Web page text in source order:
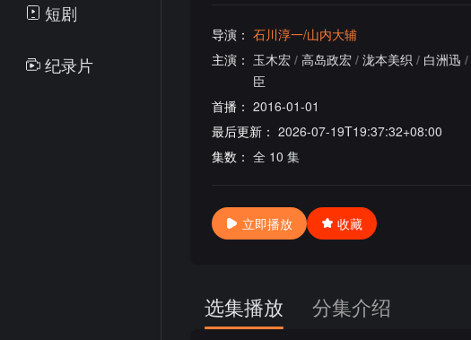
短剧
纪录片
导演： 石川淳一/山内大辅
主演： 玉木宏 / 高岛政宏 / 泷本美织 / 白洲迅 /
臣
首播： 2016-01-01
最后更新： 2026-07-19T19:37:32+08:00
集数： 全 10 集
立即播放 收藏
选集播放 分集介绍